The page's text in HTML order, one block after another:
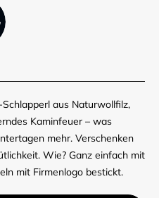
aus Naturwollfilz,
Kaminfeuer – was
mehr. Verschenken
Wie? Ganz einfach mit
mit Firmenlogo bestickt.